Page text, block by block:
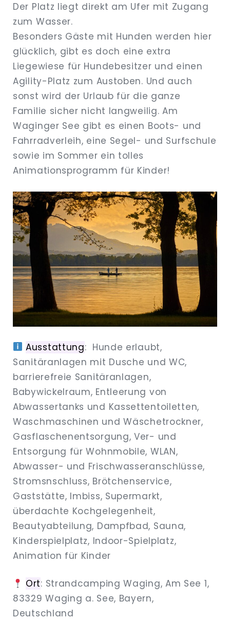
Der Platz liegt direkt am Ufer mit Zugang
zum Wasser.
Besonders Gäste mit Hunden werden hier
glücklich, gibt es doch eine extra
Liegewiese für Hundebesitzer und einen
Agility-Platz zum Austoben. Und auch
sonst wird der Urlaub für die ganze
Familie sicher nicht langweilig. Am
Waginger See gibt es einen Boots- und
Fahrradverleih, eine Segel- und Surfschule
sowie im Sommer ein tolles
Animationsprogramm für Kinder!
Ausstattung: Hunde erlaubt,
Sanitäranlagen mit Dusche und WC,
barrierefreie Sanitäranlagen,
Babywickelraum, Entleerung von
Abwassertanks und Kassettentoiletten,
Waschmaschinen und Wäschetrockner,
Gasflaschenentsorgung, Ver- und
Entsorgung für Wohnmobile, WLAN,
Abwasser- und Frischwasseranschlüsse,
Stromsnschluss, Brötchenservice,
Gaststätte, Imbiss, Supermarkt,
überdachte Kochgelegenheit,
Beautyabteilung, Dampfbad, Sauna,
Kinderspielplatz, Indoor-Spielplatz,
Animation für Kinder
Ort: Strandcamping Waging, Am See 1,
83329 Waging a. See, Bayern,
Deutschland